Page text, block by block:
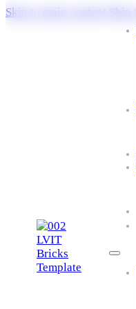
Skip to main content